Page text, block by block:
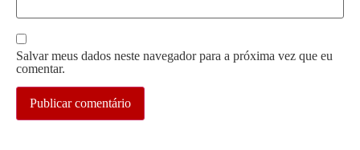
Salvar meus dados neste navegador para a próxima vez que eu
comentar.